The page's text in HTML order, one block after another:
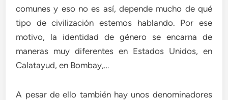
comunes y eso no es así, depende mucho de qué
tipo de civilización estemos hablando. Por ese
motivo, la identidad de género se encarna de
maneras muy diferentes en Estados Unidos, en
Calatayud, en Bombay,…
A pesar de ello también hay unos denominadores